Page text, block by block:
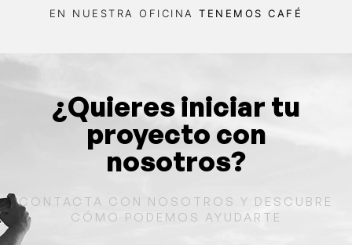
EN NUESTRA OFICINATENEMOS CAFÉ
¿Quieres iniciar tu
proyecto con
nosotros?
CONTACTA CON NOSOTROS Y DESCUBRE
CÓMO PODEMOS AYUDARTE